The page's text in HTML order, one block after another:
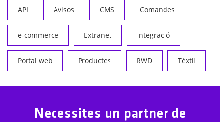
API Avisos CMS Comandes
e-commerce Extranet Integració
Portal web Productes RWD Tèxtil
Necessites un partner de